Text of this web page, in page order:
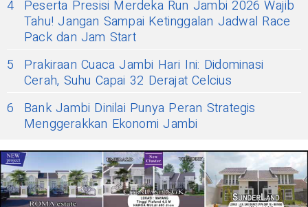
4 Peserta Presisi Merdeka Run Jambi 2026 Wajib
Tahu! Jangan Sampai Ketinggalan Jadwal Race
Pack dan Jam Start
5
Prakiraan Cuaca Jambi Hari Ini: Didominasi
Cerah, Suhu Capai 32 Derajat Celcius
6
Bank Jambi Dinilai Punya Peran Strategis
Menggerakkan Ekonomi Jambi